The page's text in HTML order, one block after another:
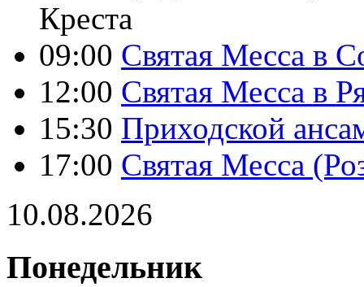
Креста
09:00 Святая Месса в
12:00 Святая Месса в
15:30 Приходской
17:00 Святая Месса
10.08.2026
Понедельник